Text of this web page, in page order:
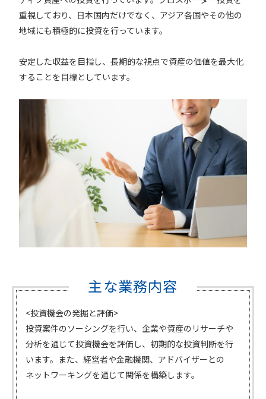
重視しており、日本国内だけでなく、アジア各国やその他の
地域にも積極的に投資を行っています。
安定した収益を目指し、長期的な視点で資産の価値を最大化
することを目標としています。
主な業務内容
<投資機会の発掘と評価>
投資案件のソーシングを行い、企業や資産のリサーチや
分析を通じて投資機会を評価し、初期的な投資判断を行
います。また、経営者や金融機関、アドバイザーとの
ネットワーキングを通じて関係を構築します。